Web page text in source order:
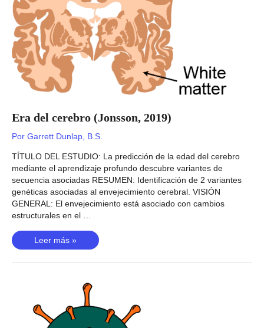
Era del cerebro (Jonsson, 2019)
Por Garrett Dunlap, B.S.
TÍTULO DEL ESTUDIO: La predicción de la edad del cerebro
mediante el aprendizaje profundo descubre variantes de
secuencia asociadas RESUMEN: Identificación de 2 variantes
genéticas asociadas al envejecimiento cerebral. VISIÓN
GENERAL: El envejecimiento está asociado con cambios
estructurales en el …
Era
del
cerebro
Leer más »